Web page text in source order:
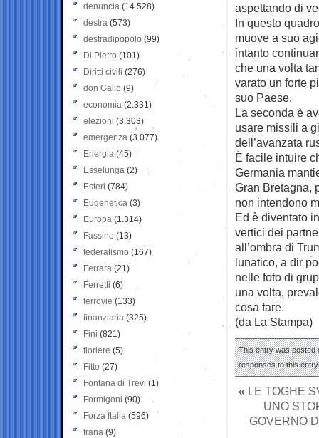
aspettando di
In questo
muove a suo
intanto
che una volta
varato un forte
suo Paese.
La seconda è
usare missili a
dell’avanzata
È facile intuire
Germania
Gran Bretagna,
non intendono
Ed è diventato
vertici dei
all’ombra di
lunatico, a dir
nelle foto di
una volta,
cosa fare.
(da La Stampa)
This entry was posted
responses to this
« LE TOGHE
UNO
GOVERNO
denuncia (14.528)
destra (573)
destradipopolo (99)
Di Pietro (101)
Diritti civili (276)
don Gallo (9)
economia (2.331)
elezioni (3.303)
emergenza (3.077)
Energia (45)
Esselunga (2)
Esteri (784)
Eugenetica (3)
Europa (1.314)
Fassino (13)
federalismo (167)
Ferrara (21)
Ferretti (6)
ferrovie (133)
finanziaria (325)
Fini (821)
fioriere (5)
Fitto (27)
Fontana di Trevi (1)
Formigoni (90)
Forza Italia (596)
frana (9)